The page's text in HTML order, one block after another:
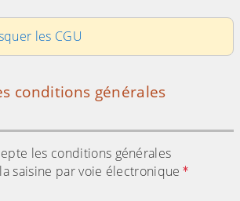
les CGU
conditions générales
les conditions générales
saisine par voie électronique